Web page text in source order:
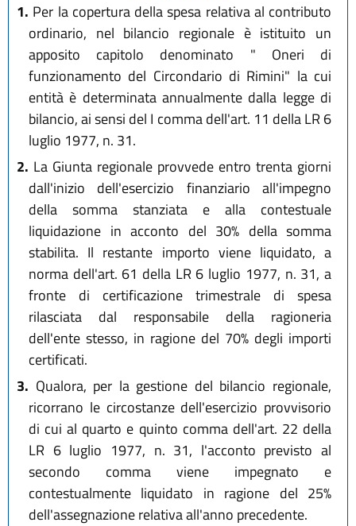
1. Per la copertura della spesa relativa al contributo
ordinario, nel bilancio regionale è istituito un
apposito capitolo denominato " Oneri di
funzionamento del Circondario di Rimini" la cui
entità è determinata annualmente dalla legge di
bilancio, ai sensi del I comma dell'art. 11 della LR 6
luglio 1977, n. 31.
2. La Giunta regionale provvede entro trenta giorni
dall'inizio dell'esercizio finanziario all'impegno
della somma stanziata e alla contestuale
liquidazione in acconto del 30% della somma
stabilita. Il restante importo viene liquidato, a
norma dell'art. 61 della LR 6 luglio 1977, n. 31, a
fronte di certificazione trimestrale di spesa
rilasciata dal responsabile della ragioneria
dell'ente stesso, in ragione del 70% degli importi
certificati.
3. Qualora, per la gestione del bilancio regionale,
ricorrano le circostanze dell'esercizio provvisorio
di cui al quarto e quinto comma dell'art. 22 della
LR 6 luglio 1977, n. 31, l'acconto previsto al
secondo comma viene impegnato e
contestualmente liquidato in ragione del 25%
dell'assegnazione relativa all'anno precedente.